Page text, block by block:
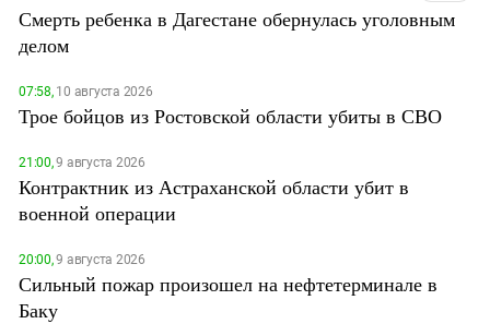
Смерть ребенка в Дагестане обернулась уголовным
делом
07:58,10 августа 2026
Трое бойцов из Ростовской области убиты в СВО
21:00,9 августа 2026
Контрактник из Астраханской области убит в
военной операции
20:00,9 августа 2026
Сильный пожар произошел на нефтетерминале в
Баку